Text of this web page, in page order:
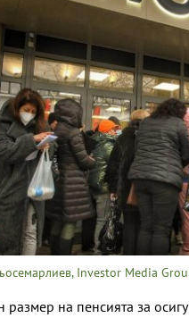
Investor Media
размер на пенсията за